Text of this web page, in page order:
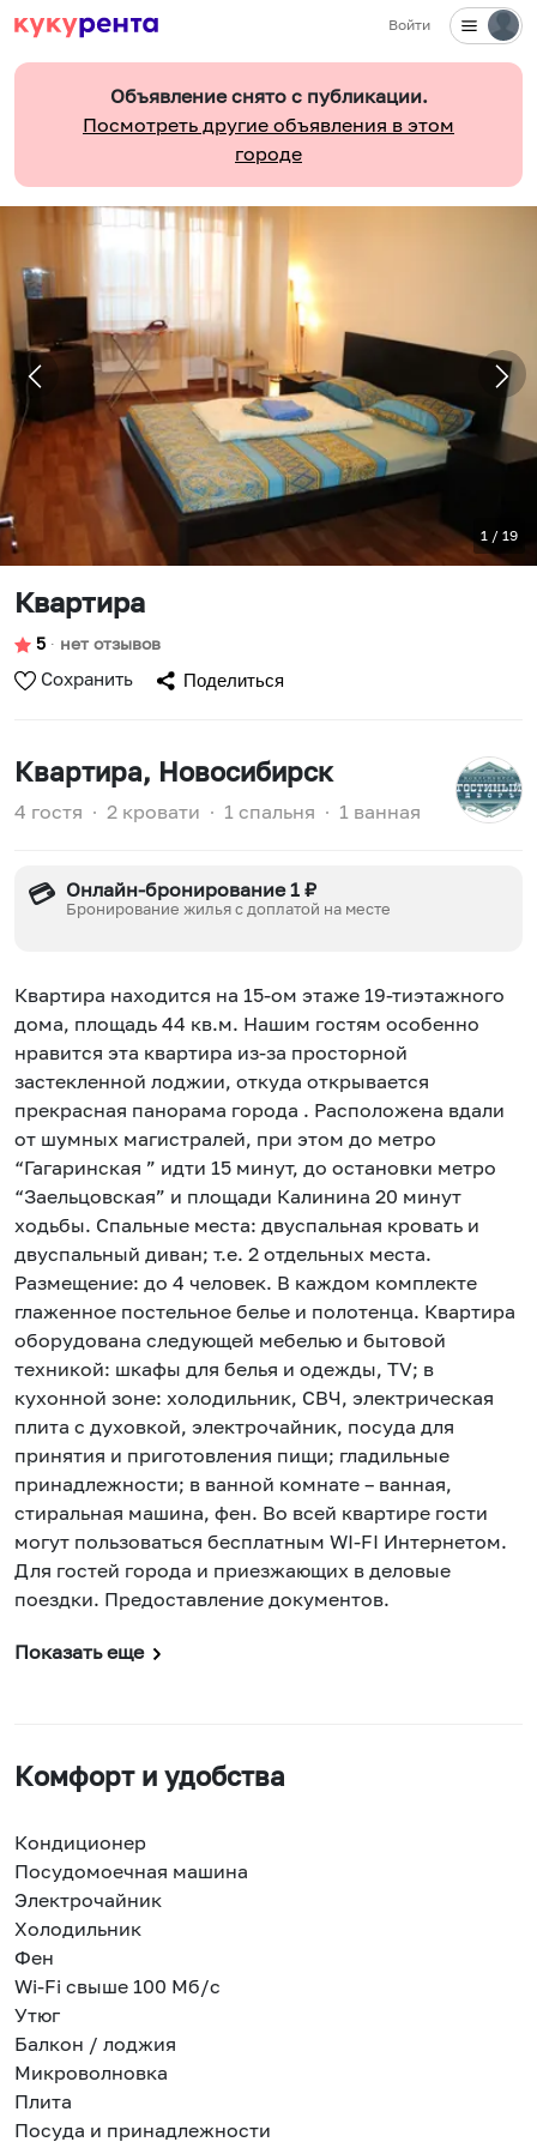
Войти
Объявление снято с публикации.
Посмотреть другие объявления в этом
городе
1 / 19
Квартира
5 ∙ нет отзывов
Сохранить Поделиться
Квартира, Новосибирск
4 гостя ∙ 2 кровати ∙ 1 спальня ∙ 1 ванная
💳 Онлайн-бронирование 1 ₽
Бронирование жилья с доплатой на месте
Квартира находится на 15-ом этаже 19-тиэтажного
дома, площадь 44 кв.м. Нашим гостям особенно
нравится эта квартира из-за просторной
застекленной лоджии, откуда открывается
прекрасная панорама города . Расположена вдали
от шумных магистралей, при этом до метро
“Гагаринская ” идти 15 минут, до остановки метро
“Заельцовская” и площади Калинина 20 минут
ходьбы. Спальные места: двуспальная кровать и
двуспальный диван; т.е. 2 отдельных места.
Размещение: до 4 человек. В каждом комплекте
глаженное постельное белье и полотенца. Квартира
оборудована следующей мебелью и бытовой
техникой: шкафы для белья и одежды, TV; в
кухонной зоне: холодильник, СВЧ, электрическая
плита с духовкой, электрочайник, посуда для
принятия и приготовления пищи; гладильные
принадлежности; в ванной комнате – ванная,
стиральная машина, фен. Во всей квартире гости
могут пользоваться бесплатным WI-FI Интернетом.
Для гостей города и приезжающих в деловые
поездки. Предоставление документов.
Показать еще
Комфорт и удобства
Кондиционер
Посудомоечная машина
Электрочайник
Холодильник
Фен
Wi-Fi свыше 100 Мб/с
Утюг
Балкон / лоджия
Микроволновка
Плита
Посуда и принадлежности